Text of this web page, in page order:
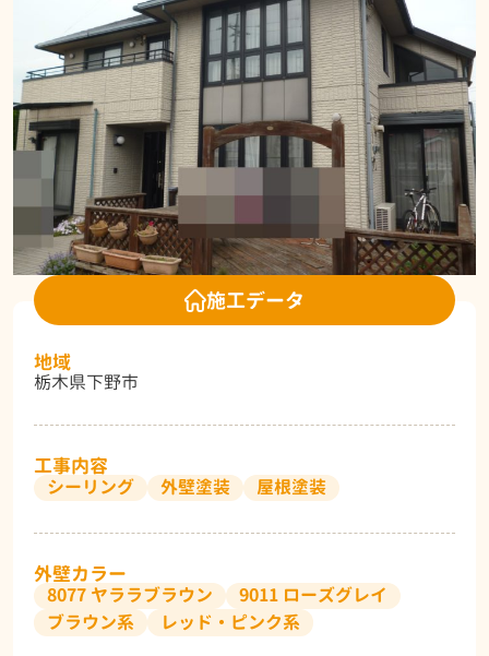
施工データ
地域
栃木県下野市
工事内容
シーリング 外壁塗装 屋根塗装
外壁カラー
8077 ヤララブラウン
9011 ローズグレイ
ブラウン系
レッド・ピンク系